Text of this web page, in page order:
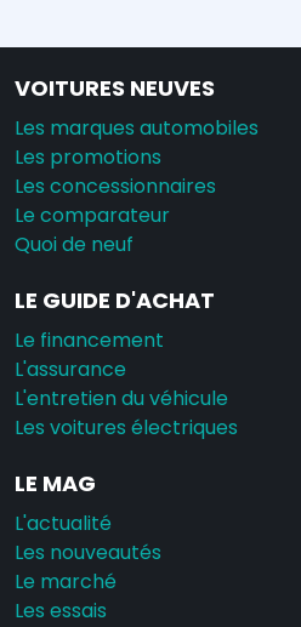
VOITURES NEUVES
Les marques automobiles
Les promotions
Les concessionnaires
Le comparateur
Quoi de neuf
LE GUIDE D'ACHAT
Le financement
L'assurance
L'entretien du véhicule
Les voitures électriques
LE MAG
L'actualité
Les nouveautés
Le marché
Les essais